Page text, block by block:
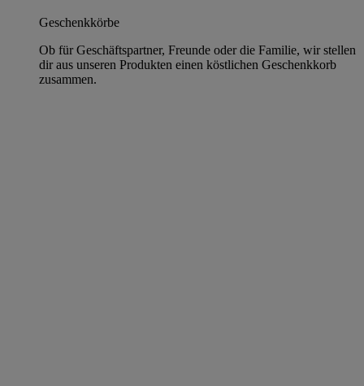
Geschenkkörbe
Ob für Geschäftspartner, Freunde oder die Familie, wir stellen
dir aus unseren Produkten einen köstlichen Geschenkkorb
zusammen.